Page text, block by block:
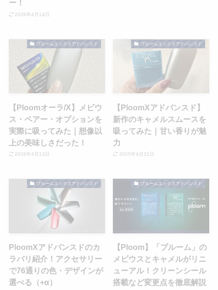
ー！
2026年4月14日
プルームエックスアドバンスド
【Ploomオーラ/X】メビウ
ス・ペアー・オプションを
実際に吸ってみた｜想像以
上の美味しさだった！
2026年4月13日
プルームエックスアドバンスド
【PloomXアドバンスド】
新作のキャメルスムースを
吸ってみた｜甘い香りが魅
力
2025年4月22日
プルームエックスアドバンスド
PloomXアドバンスドのカ
ラバリ紹介！アクセサリー
で76通りの色・デザインが
選べる（+α）
プルームエックスアドバンスド
【Ploom】「プルーム」の
メビウスとキャメルがリニ
ューアル！クリーンシール
搭載など変更点を徹底解説